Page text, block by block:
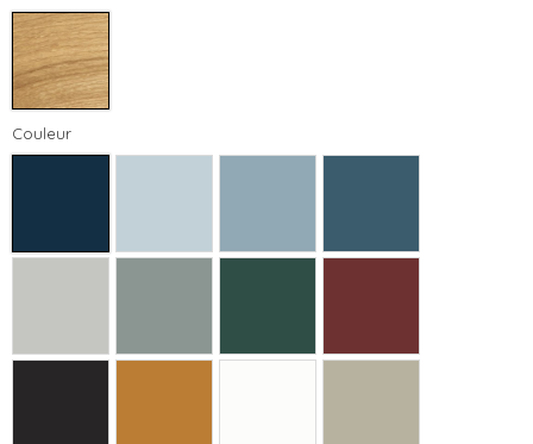
Couleur